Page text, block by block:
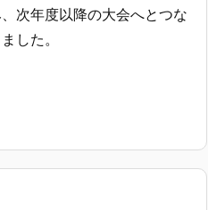
次年度以降の大会へとつな
した。